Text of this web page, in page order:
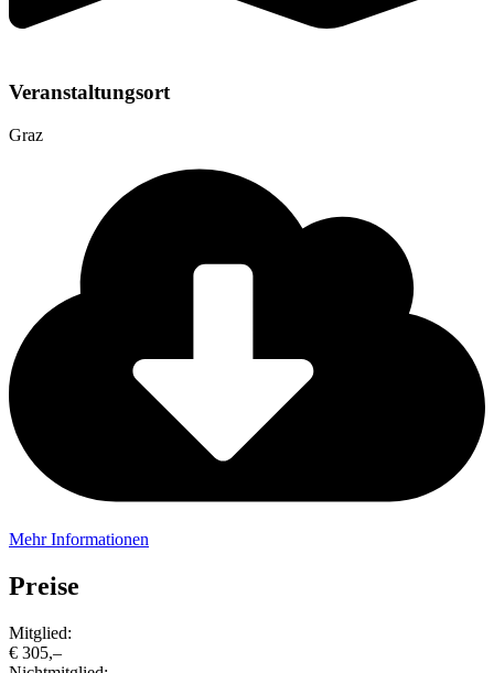
Veranstaltungsort
Graz
Mehr Informationen
Preise
Mitglied:
€ 305,–